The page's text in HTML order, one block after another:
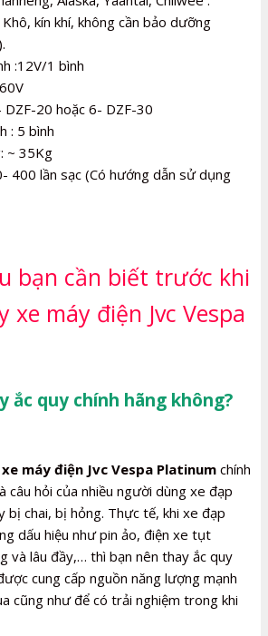
Khô, kín khí, không cần bảo dưỡng
:12V/1 bình
DZF-20 hoặc 6- DZF-30
: 5 bình
~ 35Kg
400 lần sạc (Có hướng dẫn sử dụng
bạn cần biết trước khi
xe máy điện Jvc Vespa
ắc quy chính hãng không?
máy điện Jvc Vespa Platinum chính
câu hỏi của nhiều người dùng xe đạp
bị chai, bị hỏng. Thực tế, khi xe đạp
dấu hiệu như pin ảo, điện xe tụt
và lâu đầy,… thì bạn nên thay ắc quy
cung cấp nguồn năng lượng mạnh
cũng như để có trải nghiệm trong khi